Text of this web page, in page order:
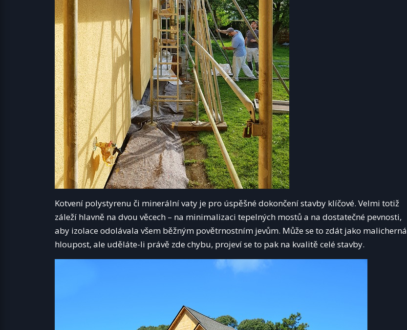
Kotvení polystyrenu či minerální vaty je pro úspěšné dokončení stavby klíčové. Velmi totiž
záleží hlavně na dvou věcech – na minimalizaci tepelných mostů a na dostatečné pevnosti,
aby izolace odolávala všem běžným povětrnostním jevům. Může se to zdát jako malicherná
hloupost, ale uděláte-li právě zde chybu, projeví se to pak na kvalitě celé stavby.